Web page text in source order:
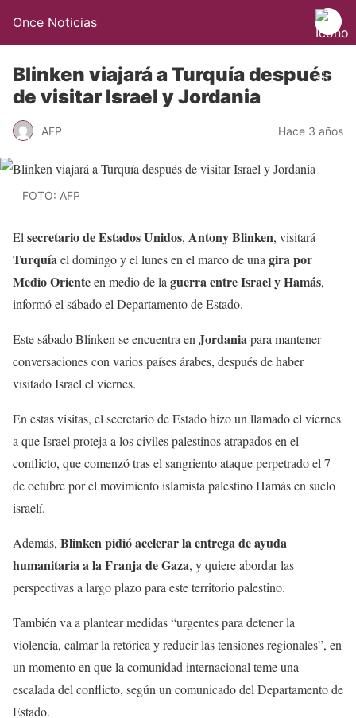
Once Noticias
Blinken viajará a Turquía después
de visitar Israel y Jordania
AFP Hace 3 años
FOTO: AFP
El secretario de Estados Unidos, Antony Blinken, visitará
Turquíael domingo y el lunes en el marco de una gira por
Medio Orienteen medio de la guerra entre Israel y Hamás,
informó el sábado el Departamento de Estado.
Este sábado Blinken se encuentra en Jordaniapara mantener
conversaciones con varios países árabes, después de haber
visitado Israel el viernes.
En estas visitas, el secretario de Estado hizo un llamado el viernes
a que Israel proteja a los civiles palestinos atrapados en el
conflicto, que comenzó tras el sangriento ataque perpetrado el 7
de octubre por el movimiento islamista palestino Hamás en suelo
israelí.
Además, Blinken pidió acelerar la entrega de ayuda
humanitaria a la Franja de Gaza, y quiere abordar las
perspectivas a largo plazo para este territorio palestino.
También va a plantear medidas “urgentes para detener la
violencia, calmar la retórica y reducir las tensiones regionales”, en
un momento en que la comunidad internacional teme una
escalada del conflicto, según un comunicado del Departamento de
Estado.